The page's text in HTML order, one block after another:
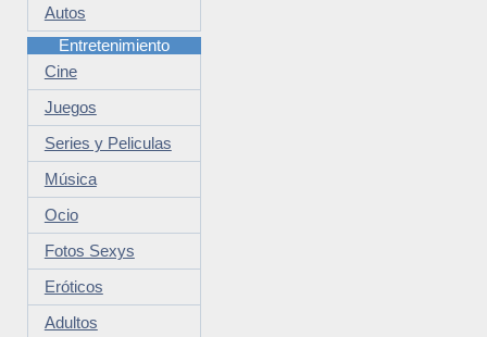
Autos
Entretenimiento
Cine
Juegos
Series y Peliculas
Música
Ocio
Fotos Sexys
Eróticos
Adultos